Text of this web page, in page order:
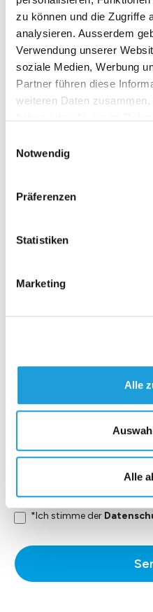
zu können und die Zugriffe
analysieren. Ausserdem
Verwendung unserer
soziale Medien, Werbung
Partner führen diese
weiteren Daten
Notwendig
Präferenzen
Statistiken
Marketing
Alle
Alle
Einblicke zu
Oppermann
Geschäftsführung
Dauer 4 Minuten
Kontakt
*Ich stimme der